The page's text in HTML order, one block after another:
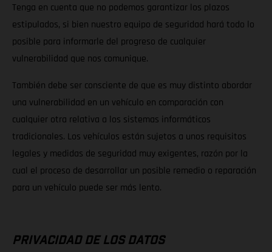
Tenga en cuenta que no podemos garantizar los plazos
estipulados, si bien nuestro equipo de seguridad hará todo lo
posible para informarle del progreso de cualquier
vulnerabilidad que nos comunique.
También debe ser consciente de que es muy distinto abordar
una vulnerabilidad en un vehículo en comparación con
cualquier otra relativa a los sistemas informáticos
tradicionales. Los vehículos están sujetos a unos requisitos
legales y medidas de seguridad muy exigentes, razón por la
cual el proceso de desarrollar un posible remedio o reparación
para un vehículo puede ser más lento.
PRIVACIDAD DE LOS DATOS